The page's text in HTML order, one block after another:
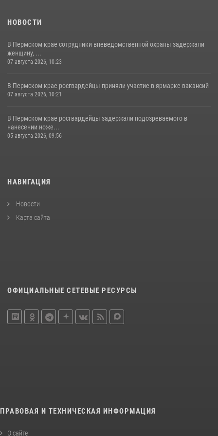
НОВОСТИ
В Пермском крае сотрудники вневедомственной охраны задержали
женщину, ...
07 августа 2026, 10:23
В Пермском крае росгвардейцы приняли участие в ярмарке вакансий
07 августа 2026, 10:21
В Пермском крае росгвардейцы задержали подозреваемого в
нанесении ноже...
05 августа 2026, 09:56
НАВИГАЦИЯ
Новости
Карта сайта
ОФИЦИАЛЬНЫЕ СЕТЕВЫЕ РЕСУРСЫ
ПРАВОВАЯ И ТЕХНИЧЕСКАЯ ИНФОРМАЦИЯ
О сайте